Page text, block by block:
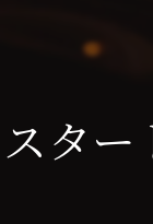
音楽
レコード
ター